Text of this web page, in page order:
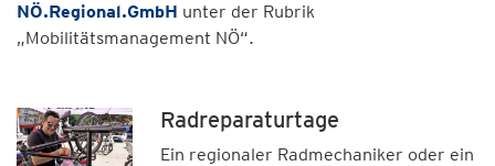
NÖ.Regional.GmbH unter der Rubrik
„Mobilitätsmanagement NÖ“.
Radreparaturtage
Ein regionaler Radmechaniker oder ein